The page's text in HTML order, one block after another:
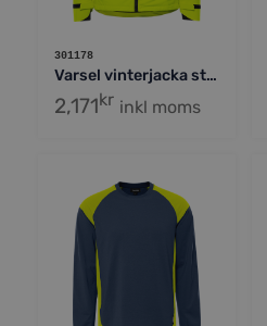
301178
Varsel vinterjacka stretch 4682 GLPS, klass 3
2,171kr inkl moms